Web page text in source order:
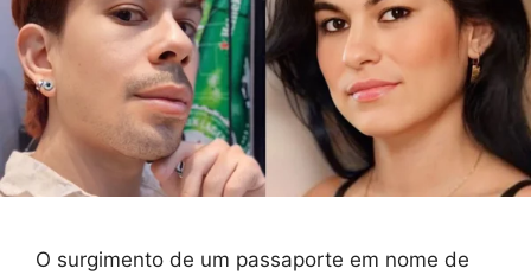
O surgimento de um passaporte em nome de